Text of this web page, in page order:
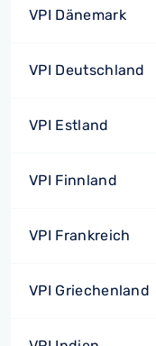
VPI Dänemark
VPI Deutschland
VPI Estland
VPI Finnland
VPI Frankreich
VPI Griechenland